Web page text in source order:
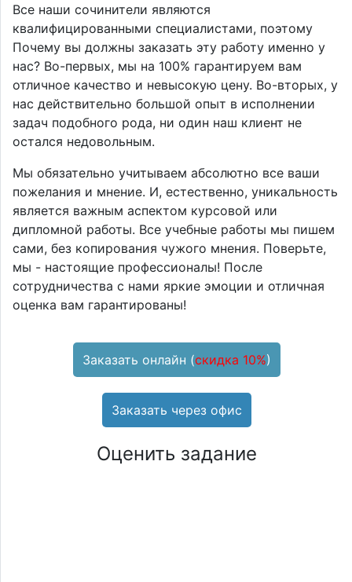
Все наши сочинители являются
квалифицированными специалистами, поэтому
Почему вы должны заказать эту работу именно у
нас? Во-первых, мы на 100% гарантируем вам
отличное качество и невысокую цену. Во-вторых, у
нас действительно большой опыт в исполнении
задач подобного рода, ни один наш клиент не
остался недовольным.
Мы обязательно учитываем абсолютно все ваши
пожелания и мнение. И, естественно, уникальность
является важным аспектом курсовой или
дипломной работы. Все учебные работы мы пишем
сами, без копирования чужого мнения. Поверьте,
мы - настоящие профессионалы! После
сотрудничества с нами яркие эмоции и отличная
оценка вам гарантированы!
Заказать онлайн (скидка 10%)
Заказать через офис
Оценить задание